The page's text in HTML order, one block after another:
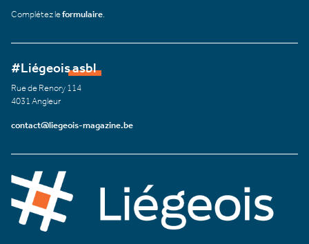
Complétez leformulaire
#Liégeois asbl
Rue de Renory 114
4031 Angleur
contact@liegeois-magazine.be